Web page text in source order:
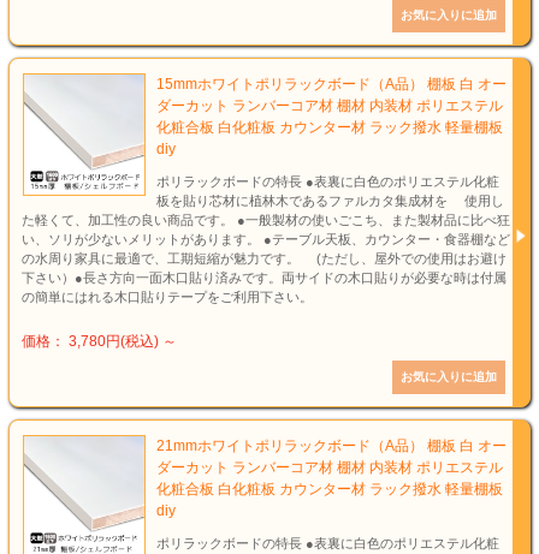
15mmホワイトポリラックボード（A品） 棚板 白 オー
ダーカット ランバーコア材 棚材 内装材 ポリエステル
化粧合板 白化粧板 カウンター材 ラック撥水 軽量棚板
diy
ポリラックボードの特長 ●表裏に白色のポリエステル化粧
板を貼り芯材に植林木であるファルカタ集成材を 使用し
た軽くて、加工性の良い商品です。 ●一般製材の使いごこち、また製材品に比べ狂
い、ソリが少ないメリットがあります。 ●テーブル天板、カウンター・食器棚など
の水周り家具に最適で、工期短縮が魅力です。 (ただし、屋外での使用はお避け
下さい）●長さ方向一面木口貼り済みです。両サイドの木口貼りが必要な時は付属
の簡単にはれる木口貼りテープをご利用下さい。
価格： 3,780円(税込) ～
21mmホワイトポリラックボード（A品） 棚板 白 オー
ダーカット ランバーコア材 棚材 内装材 ポリエステル
化粧合板 白化粧板 カウンター材 ラック撥水 軽量棚板
diy
ポリラックボードの特長 ●表裏に白色のポリエステル化粧